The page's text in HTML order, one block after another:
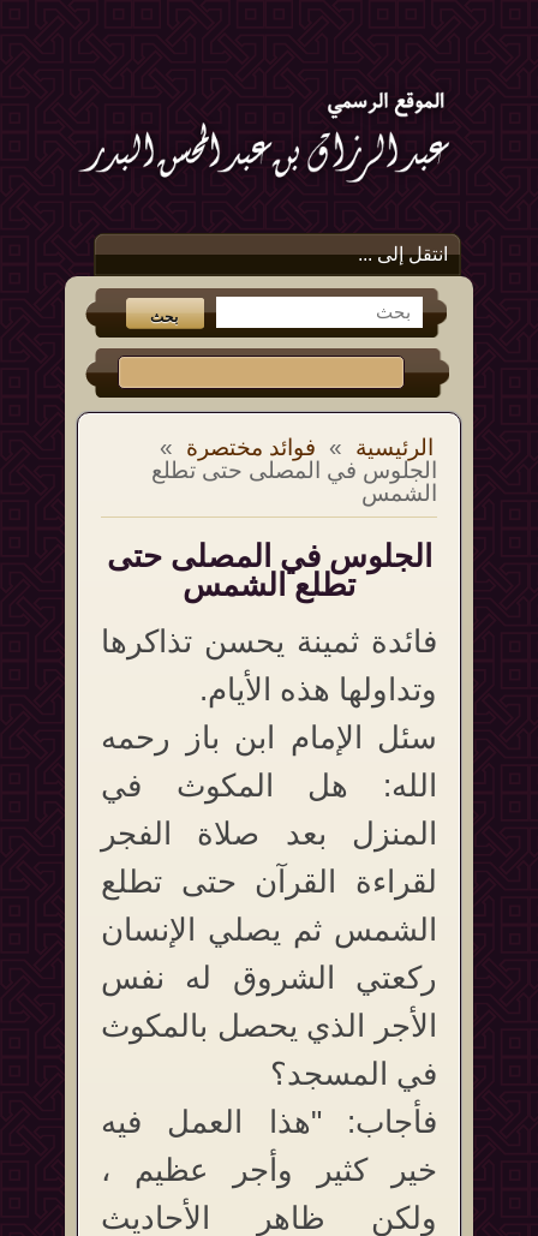
انتقل إلى ...
الرئيسية » فوائد مختصرة
»
الجلوس في المصلى حتى تطلع
الشمس
الجلوس في المصلى حتى
تطلع الشمس
فائدة ثمينة يحسن تذاكرها
وتداولها هذه الأيام.
سئل الإمام ابن باز رحمه
الله: هل المكوث في
المنزل بعد صلاة الفجر
لقراءة القرآن حتى تطلع
الشمس ثم يصلي الإنسان
ركعتي الشروق له نفس
الأجر الذي يحصل بالمكوث
في المسجد؟
فأجاب: "هذا العمل فيه
خير كثير وأجر عظيم ،
ولكن ظاهر الأحاديث